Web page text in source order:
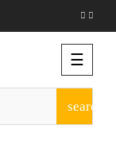
la
☰
search